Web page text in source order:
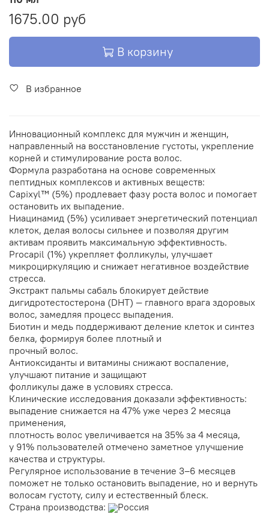
1675.00 руб
В корзину
В избранное
Инновационный комплекс для мужчин и женщин,
направленный на восстановление густоты, укрепление
корней и стимулирование роста волос.
Формула разработана на основе современных
пептидных комплексов и активных веществ:
Capixyl™ (5%) продлевает фазу роста волос и помогает
остановить их выпадение.
Ниацинамид (5%) усиливает энергетический потенциал
клеток, делая волосы сильнее и позволяя другим
активам проявить максимальную эффективность.
Procapil (1%) укрепляет фолликулы, улучшает
микроциркуляцию и снижает негативное воздействие
стресса.
Экстракт пальмы сабаль блокирует действие
дигидротестостерона (DHT) — главного врага здоровых
волос, замедляя процесс выпадения.
Биотин и медь поддерживают деление клеток и синтез
белка, формируя более плотный и
прочный волос.
Антиоксиданты и витамины снижают воспаление,
улучшают питание и защищают
фолликулы даже в условиях стресса.
Клинические исследования доказали эффективность:
выпадение снижается на 47% уже через 2 месяца
применения,
плотность волос увеличивается на 35% за 4 месяца,
у 91% пользователей отмечено заметное улучшение
качества и структуры.
Регулярное использование в течение 3–6 месяцев
поможет не только остановить выпадение, но и вернуть
волосам густоту, силу и естественный блеск.
Страна производства:
Россия